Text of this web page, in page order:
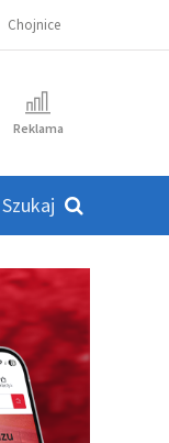
Chojnice
Reklama